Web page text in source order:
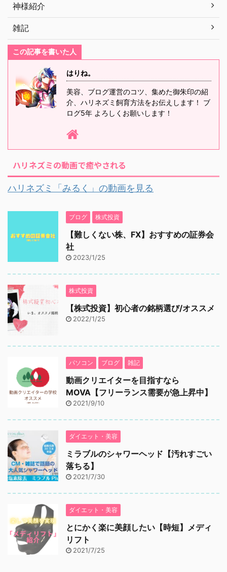
神様紹介
雑記
この記事を書いた人
はりね。
美容、ブログ運営のコツ、集めた御朱印の紹
介、ハリネズミ飼育方法をお伝えします！ ブ
ログ5年 よろしくお願いします！
ハリネズミの動画で癒やされる
ハリネズミ「みるく」の動画を見る
ブログ 株式投資
【難しくない株、FX】おすすめの証券会
社
2023/1/25
株式投資
【株式投資】初心者の銘柄選び/オススメ
2022/1/25
パソコン ブログ 雑記
動画クリエイターを目指すなら
MOVA【フリーランス需要が急上昇中】
2021/9/10
ダイエット・美容
ミラブルのシャワーヘッド【汚れすごい
落ちる】
2021/7/30
ダイエット・美容
とにかく楽に美顔したい【時短】メディ
リフト
2021/7/25